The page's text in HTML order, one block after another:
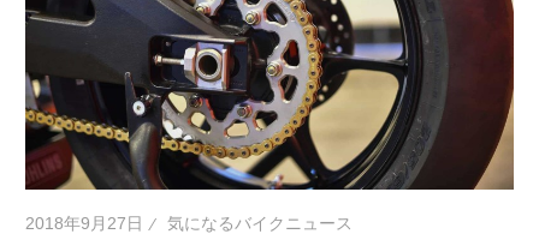
ク
ニ
ュ
2018年9月27日 気になるバイクニュース